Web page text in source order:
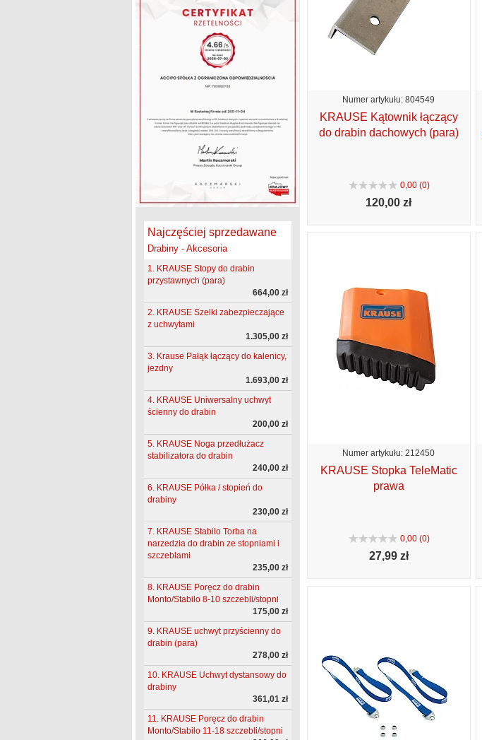
Najczęściej sprzedawane
Drabiny - Akcesoria
1. KRAUSE Stopy do drabin
przystawnych (para)
664,00 zł
2. KRAUSE Szelki zabezpieczające
z uchwytami
1.305,00 zł
3. Krause Pałąk łączący do kalenicy,
jezdny
1.693,00 zł
4. KRAUSE Uniwersalny uchwyt
ścienny do drabin
200,00 zł
5. KRAUSE Noga przedłużacz
stabilizatora do drabin
240,00 zł
6. KRAUSE Półka / stopień do
drabiny
230,00 zł
7. KRAUSE Stabilo Torba na
narzedzia do drabin ze stopniami i
szczeblami
235,00 zł
8. KRAUSE Poręcz do drabin
Monto/Stabilo 8-10 szczebli/stopni
175,00 zł
9. KRAUSE uchwyt przyścienny do
drabin (para)
278,00 zł
10. KRAUSE Uchwyt dystansowy do
drabiny
361,01 zł
11. KRAUSE Poręcz do drabin
Monto/Stabilo 11-18 szczebli/stopni
Numer artykułu: 804549
KRAUSE Kątownik łączący
do drabin dachowych (para)
0,00 (0)
120,00 zł
Numer artykułu: 212450
KRAUSE Stopka TeleMatic
prawa
0,00 (0)
27,99 zł